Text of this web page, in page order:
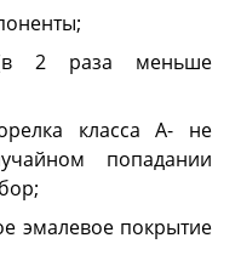
(в 2 раза меньше
класса А- не
попадании
эмалевое покрытие